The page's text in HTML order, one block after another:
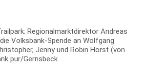
Regionalmarktdirektor Andreas
Volksbank-Spende an Wolfgang
Jenny und Robin Horst (von
pur/Gernsbeck